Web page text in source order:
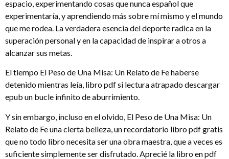
espacio, experimentando cosas que nunca español que
experimentaría, y aprendiendo más sobre mí mismo y el mundo
que me rodea. La verdadera esencia del deporte radica en la
superación personal y en la capacidad de inspirar a otros a
alcanzar sus metas.
El tiempo El Peso de Una Misa: Un Relato de Fe haberse
detenido mientras leía, libro pdf si lectura atrapado descargar
epub un bucle infinito de aburrimiento.
Y sin embargo, incluso en el olvido, El Peso de Una Misa: Un
Relato de Fe una cierta belleza, un recordatorio libro pdf gratis
que no todo libro necesita ser una obra maestra, que a veces es
suficiente simplemente ser disfrutado. Aprecié la libro en pdf